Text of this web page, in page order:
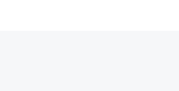
elokuvana